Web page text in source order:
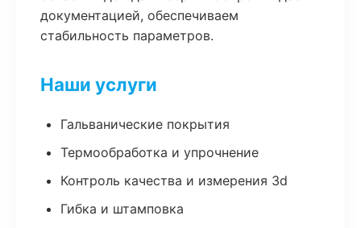
документацией, обеспечиваем
стабильность параметров.
Наши услуги
Гальванические покрытия
Термообработка и упрочнение
Контроль качества и измерения 3d
Гибка и штамповка